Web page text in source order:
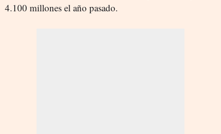
4.100 millones el año pasado.